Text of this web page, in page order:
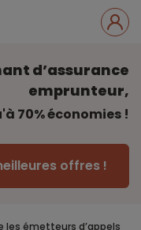
d’assurance
emprunteur,
70% économies !
offres !
les émetteurs d’appels